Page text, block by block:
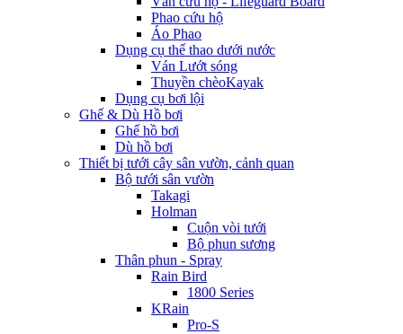
Phao cứu hộ
Áo Phao
Dụng cụ thể thao dưới nước
Ván Lướt sóng
Thuyền chèoKayak
Dụng cụ bơi lội
Ghế & Dù Hồ bơi
Ghế hồ bơi
Dù hồ bơi
Thiết bị tưới cây sân vườn, cảnh quan
Bộ tưới sân vườn
Takagi
Holman
Cuộn vòi tưới
Bộ phun sương
Thân phun - Spray
Rain Bird
1800 Series
KRain
Pro-S